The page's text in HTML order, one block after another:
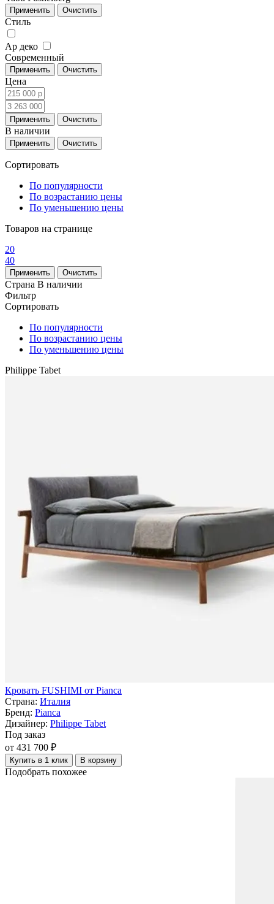
Стиль
Ар деко
Современный
Цена
В наличии
Сортировать
По популярности
По возрастанию цены
По уменьшению цены
Товаров на странице
20
40
Страна В наличии
Фильтр
Сортировать
По популярности
По возрастанию цены
По уменьшению цены
Philippe Tabet
Кровать FUSHIMI от Pianca
Страна: Италия
Бренд: Pianca
Дизайнер: Philippe Tabet
Под заказ
от 431 700 ₽
Купить в 1 клик В корзину
Подобрать похожее